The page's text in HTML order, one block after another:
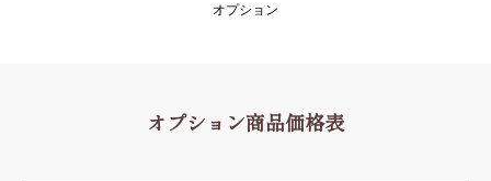
オプション
オプション商品価格表